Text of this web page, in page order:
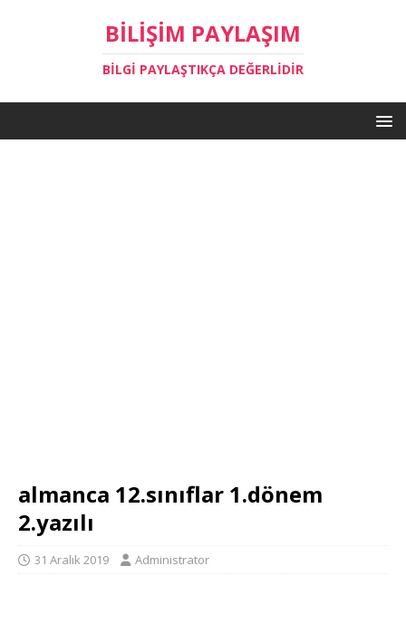
BILIŞIM PAYLAŞIM
BILGI PAYLAŞTIKÇA DEĞERLIDIR
almanca 12.sınıflar 1.dönem
2.yazılı
31 Aralık 2019 Administrator